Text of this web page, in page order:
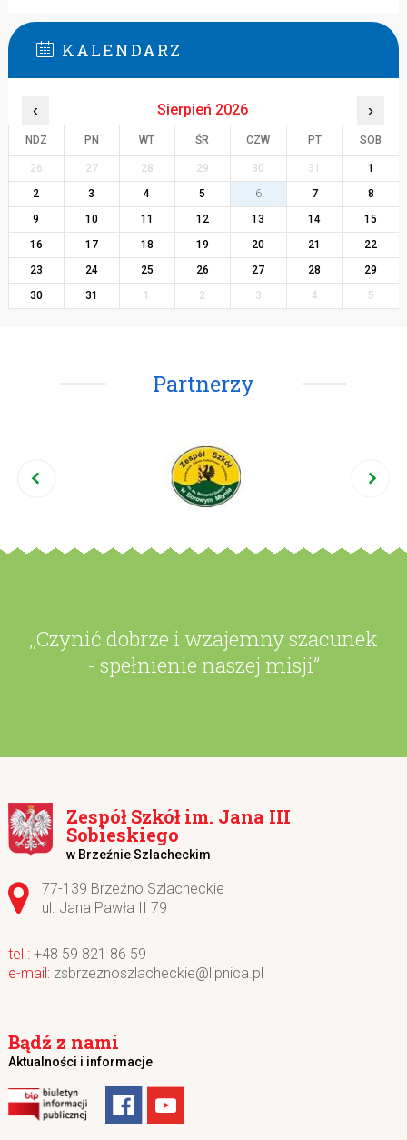
KALENDARZ
‹ Sierpień 2026 ›
NDZ PN WT ŚR CZW PT SOB
26 27 28 29 30 31
1
2
3 4 5 6 7
8
9
10 11 12 13 14
15
16
17 18 19 20 21
22
23
24 25 26 27 28
29
30
31 1 2 3 4 5
Partnerzy
,,Czynić dobrze i wzajemny szacunek
- spełnienie naszej misji”
Zespół Szkół im. Jana III
Sobieskiego
w Brzeźnie Szlacheckim
Adres pocztowy:
77-139 Brzeźno Szlacheckie
ul. Jana Pawła II 79
+48 59 821 86 59
zsbrzeznoszlacheckie@lipnica.pl
Bądź z nami
Aktualności i informacje